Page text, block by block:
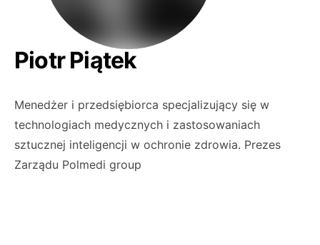
Piotr Piątek
Menedżer i przedsiębiorca specjalizujący się w
technologiach medycznych i zastosowaniach
sztucznej inteligencji w ochronie zdrowia. Prezes
Zarządu Polmedi group